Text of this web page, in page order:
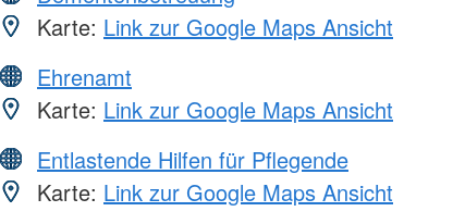
Karte: Link zur Google Maps Ansicht
Ehrenamt
Karte: Link zur Google Maps Ansicht
Entlastende Hilfen für Pflegende
Karte: Link zur Google Maps Ansicht